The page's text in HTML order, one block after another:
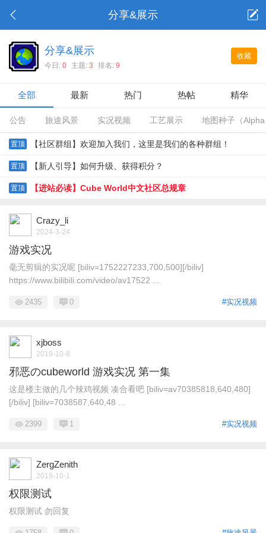
分享&展示
收藏
分享&展示
今日: 0 主题: 3 排名: 9
全部 最新 热门 热帖 精华
公告 旅途风景 实况视频 工艺展示 地图种子（
置顶 【社区群组】欢迎加入我们，这里是我们的各种群组！
置顶 【新人引导】如何升级、获得积分？
置顶 【进站必读】Cube World中文社区总规章
Crazy_li
2024-3-24
游戏实况
毫无剪辑的实况呢 [biliv=1752227233,700,500][/biliv]
https://www.bilibili.com/video/av17522 ...
#实况视频
2435 0
xjboss
2019-10-8
邪恶のcubeworld 游戏实况 第一集
这是楼主做的几个辣鸡视频 凑合看吧 [biliv=av70385818,640,480]
[/biliv] [biliv=7038587,640,48 ...
#实况视频
2399 1
ZergZenith
2019-10-1
权限测试
权限测试 勿回复